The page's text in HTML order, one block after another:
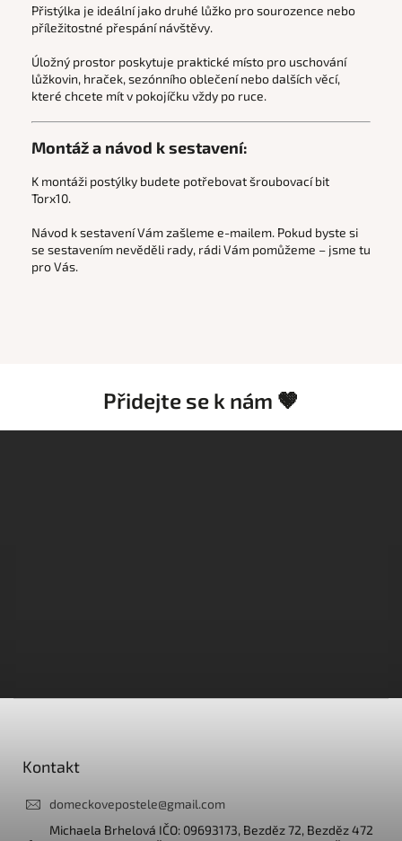
Přistýlka je ideální jako druhé lůžko pro sourozence nebo
příležitostné přespání návštěvy.
Úložný prostor poskytuje praktické místo pro uschování
lůžkovin, hraček, sezónního oblečení nebo dalších věcí,
které chcete mít v pokojíčku vždy po ruce.
Montáž a návod k sestavení:
K montáži postýlky budete potřebovat šroubovací bit
Torx10.
Návod k sestavení Vám zašleme e-mailem. Pokud byste si
se sestavením nevěděli rady, rádi Vám pomůžeme – jsme tu
pro Vás.
Přidejte se k nám 🤎
Kontakt
domeckovepostele@gmail.com
Michaela Brhelová IČO: 09693173, Bezděz 72, Bezděz 472